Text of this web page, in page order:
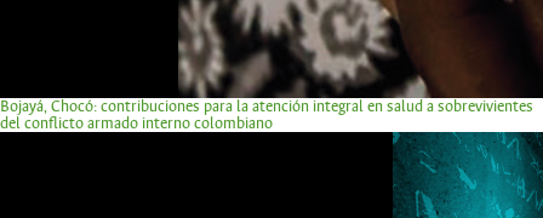
Bojayá, Chocó: contribuciones para la atención integral en salud a sobrevivientes
del conflicto armado interno colombiano